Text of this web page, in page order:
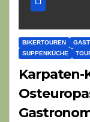
BIKERTOUREN
SUPPENKÜCHE
Karpaten-